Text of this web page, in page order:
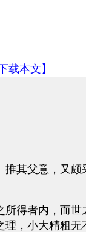
载本文】
其父意，又颇
得者内，而世
，小大精粗